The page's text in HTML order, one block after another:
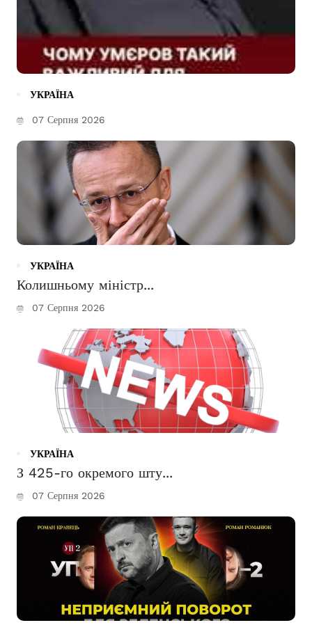
УКРАЇНА
07 Серпня 2026
УКРАЇНА
Колишньому міністр...
07 Серпня 2026
УКРАЇНА
З 425-го окремого шту...
07 Серпня 2026